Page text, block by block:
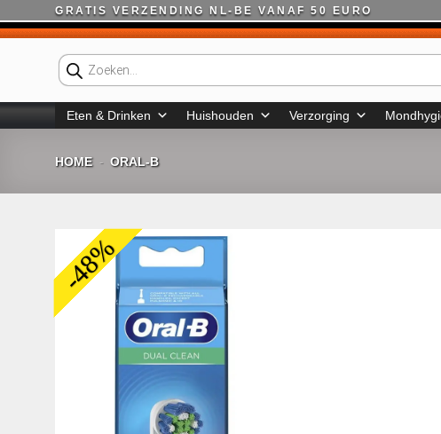
naar
GRATIS VERZENDING NL-BE VANAF 50 EURO
Producten
zoeken
Eten & Drinken Huishouden Verzorging
HOME - ORAL-B
-48%